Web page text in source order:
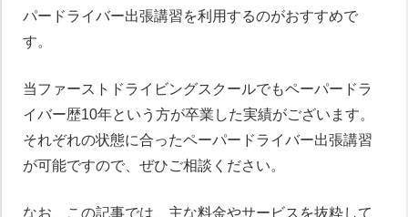
パードライバー出張講習を利用するのがおすすめで
す。
当ファーストドライビングスクールでもペーパードラ
イバー歴10年という方が卒業した実績がございます。
それぞれの状態に合ったペーパードライバー出張講習
が可能ですので、ぜひご相談ください。
なお、この記事では、主な料金やサービスを抜粋して